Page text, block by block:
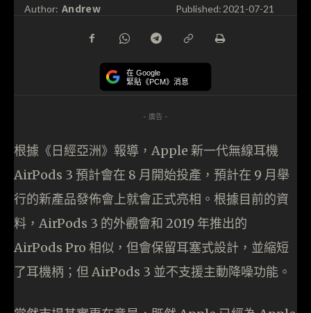
Author: Andrew Published: 2021-07-21
在 Google
緊貼《PCM》消息
- 廣告 -
根據《日經亞洲》報導，Apple 新一代無線耳機
AirPods 3 預計會在 8 月開始投產，預計在 9 月舉
行的新產品發佈會上就會正式亮相。根據目前的資
料，AirPods 3 的外觀會和 2019 年推出的
AirPods Pro 相似，但會保留耳塞式設計，並縮短
了耳機柄；但 AirPods 3 並不支援主動降噪功能。